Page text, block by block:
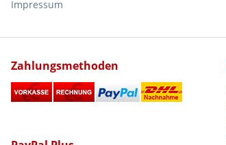
Impressum
Zahlungsmethoden